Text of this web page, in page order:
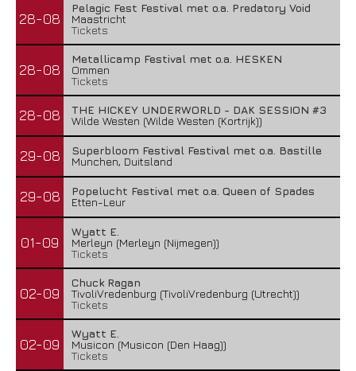
28-08
Pelagic Fest Festival met o.a. Predatory Void
Maastricht
Tickets
28-08
Metallicamp Festival met o.a. HESKEN
Ommen
Tickets
28-08
THE HICKEY UNDERWORLD - DAK SESSION #3
Wilde Westen (Wilde Westen (Kortrijk))
29-08
Superbloom Festival Festival met o.a. Bastille
Munchen, Duitsland
29-08
Popelucht Festival met o.a. Queen of Spades
Etten-Leur
01-09
Wyatt E.
Merleyn (Merleyn (Nijmegen))
Tickets
02-09
Chuck Ragan
TivoliVredenburg (TivoliVredenburg (Utrecht))
Tickets
02-09
Wyatt E.
Musicon (Musicon (Den Haag))
Tickets